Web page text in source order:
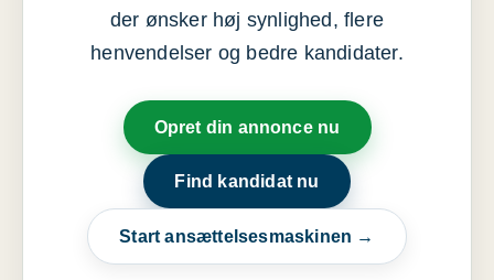
der ønsker høj synlighed, flere
henvendelser og bedre kandidater.
Opret din annonce nu
Find kandidat nu
Start ansættelsesmaskinen →